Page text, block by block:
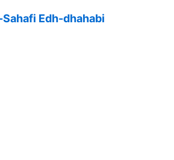
Sahafi Edh-dhahabi